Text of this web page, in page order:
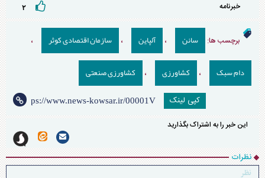
خبرنامه ۲
برچسب ها: سانن ، آلپاین ، سازمان اقتصادی کوثر ،
دام سبک ، کشاورزی ، کشاورزی صنعتی
کپی لینک
این خبر را به اشتراک بگذارید
نظرات